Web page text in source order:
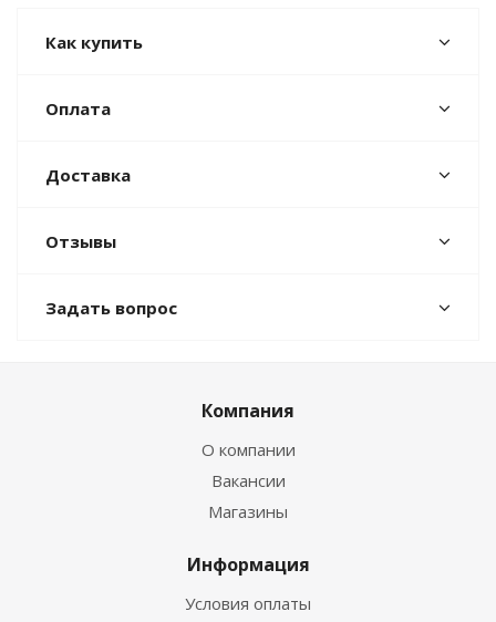
Как купить
Оплата
Доставка
Отзывы
Задать вопрос
Компания
О компании
Вакансии
Магазины
Информация
Условия оплаты